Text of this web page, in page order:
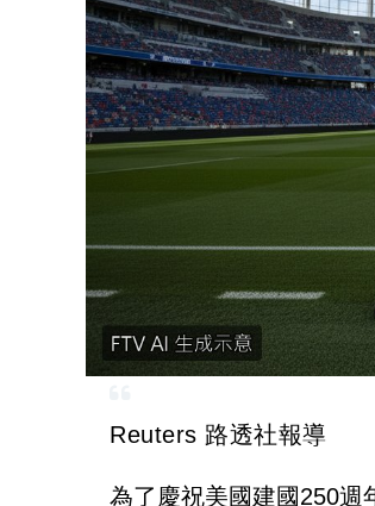
Reuters 路透社報導
為了慶祝美國建國250週